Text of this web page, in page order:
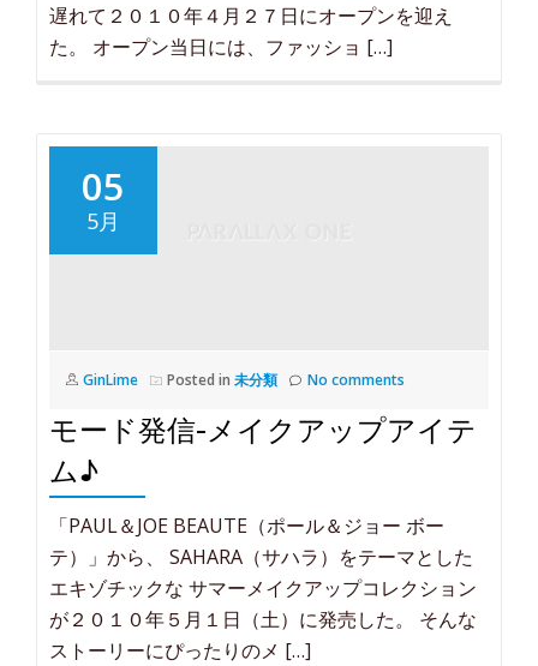
遅れて２０１０年４月２７日にオープンを迎え
た。 オープン当日には、ファッショ […]
05
5月
GinLime Posted in 未分類 No comments
モード発信-メイクアップアイテ
ム♪
「PAUL＆JOE BEAUTE（ポール＆ジョー ボー
テ）」から、 SAHARA（サハラ）をテーマとした
エキゾチックな サマーメイクアップコレクション
が２０１０年５月１日（土）に発売した。 そんな
ストーリーにぴったりのメ […]